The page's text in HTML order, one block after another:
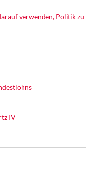
verwenden, Politik zu
IV